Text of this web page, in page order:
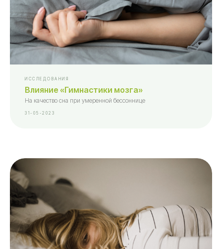
ИССЛЕДОВАНИЯ
Влияние «Гимнастики мозга»
На качество сна при умеренной бессоннице
31-05-2023